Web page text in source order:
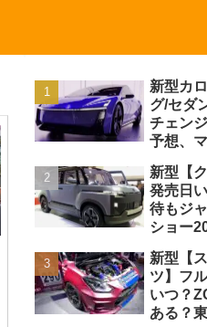
新型カ
グ/セダ
チェン
予想、
BEVか
小型エ
HEV/
ストの
ヨタ最
念車発売
新型【
発売日
待もジ
ショー
最新情
ア/ヴォ
産開始
のほか
新型【
ツ】フ
いつ？
ある？